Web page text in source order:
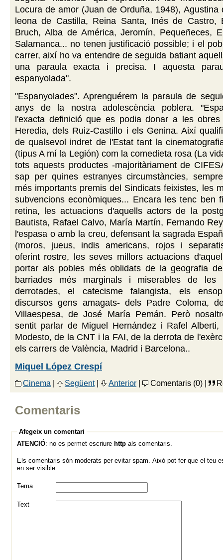
Locura de amor (Juan de Orduña, 1948), Agustina
leona de Castilla, Reina Santa, Inés de Castro,
Bruch, Alba de América, Jeromín, Pequeñeces,
Salamanca... no tenen justificació possible; i el
carrer, així ho va entendre de seguida batiant
una paraula exacta i precisa. I aquesta
espanyolada".
"Espanyolades". Aprenguérem la paraula de
anys de la nostra adolescència poblera.
l'exacta definició que es podia donar a les
Heredia, dels Ruiz-Castillo i els Genina. Així
de qualsevol indret de l'Estat tant la
(tipus A mí la Legión) com la comedieta rosa (La
tots aquests productes -majoritàriament de
sap per quines estranyes circumstàncies,
més importants premis del Sindicats feixistes, les
subvencions econòmiques... Encara les tenc ben
retina, les actuacions d'aquells actors de la
Bautista, Rafael Calvo, María Martín, Fernando
l'espasa o amb la creu, defensant la sagrada
(moros, jueus, indis americans, rojos i
oferint rostre, les seves millors actuacions
portar als pobles més oblidats de la geografia
barriades més marginals i miserables de les
derrotades, el catecisme falangista, els
discursos gens amagats- dels Padre Coloma,
Villaespesa, de José María Pemán. Però
sentit parlar de Miguel Hernández i Rafel Alberti,
Modesto, de la CNT i la FAI, de la derrota de
els carrers de València, Madrid i Barcelona..
Miquel López Crespí
Cinema Següent| Anterior Comentaris (0) |
Comentaris
Afegeix un comentari
ATENCIÓ: no es permet escriure http als comentaris.
Els comentaris són moderats per evitar spam. Això pot fer que el teu
en ser visible.
Tema
Text